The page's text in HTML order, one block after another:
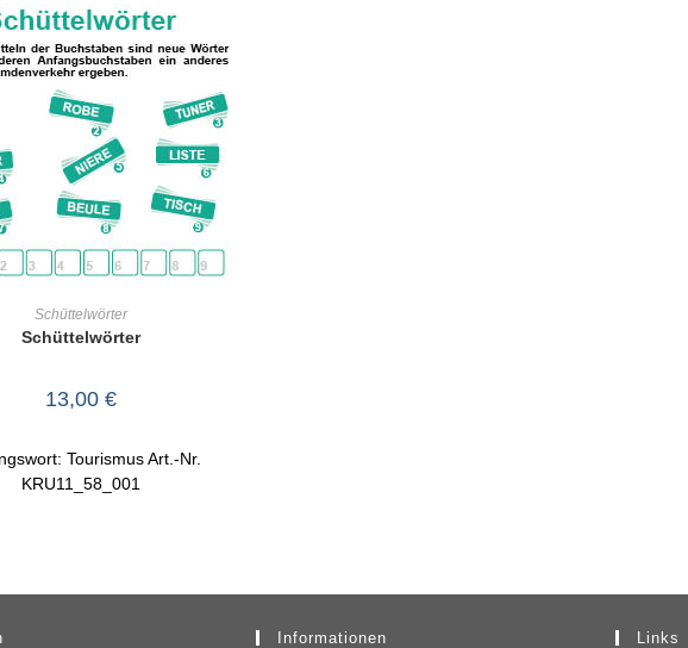
Schüttelwörter
Schüttelwörter
13,00 €
Tourismus Art.-Nr.
KRU11_58_001
Informationen
Links